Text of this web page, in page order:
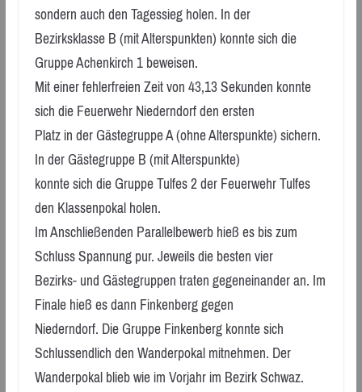
sondern auch den Tagessieg holen. In der
Bezirksklasse B (mit Alterspunkten) konnte sich die
Gruppe Achenkirch 1 beweisen.
Mit einer fehlerfreien Zeit von 43,13 Sekunden konnte
sich die Feuerwehr Niederndorf den ersten
Platz in der Gästegruppe A (ohne Alterspunkte) sichern.
In der Gästegruppe B (mit Alterspunkte)
konnte sich die Gruppe Tulfes 2 der Feuerwehr Tulfes
den Klassenpokal holen.
Im Anschließenden Parallelbewerb hieß es bis zum
Schluss Spannung pur. Jeweils die besten vier
Bezirks- und Gästegruppen traten gegeneinander an. Im
Finale hieß es dann Finkenberg gegen
Niederndorf. Die Gruppe Finkenberg konnte sich
Schlussendlich den Wanderpokal mitnehmen. Der
Wanderpokal blieb wie im Vorjahr im Bezirk Schwaz.